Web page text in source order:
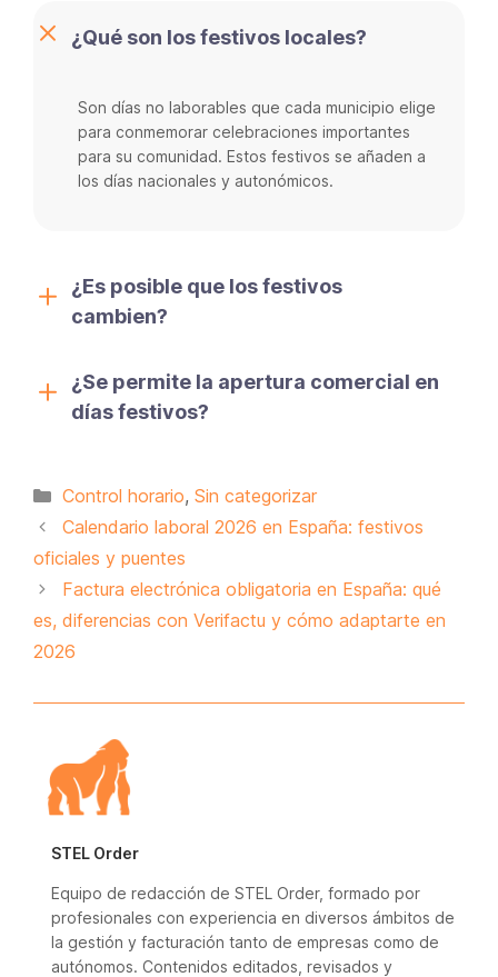
¿Qué son los festivos locales?
Son días no laborables que cada municipio elige
para conmemorar celebraciones importantes
para su comunidad. Estos festivos se añaden a
los días nacionales y autonómicos.
¿Es posible que los festivos
cambien?
¿Se permite la apertura comercial en
días festivos?
Categorías
Control horario, Sin categorizar
Calendario laboral 2026 en España: festivos
oficiales y puentes
Factura electrónica obligatoria en España: qué
es, diferencias con Verifactu y cómo adaptarte en
2026
STEL Order
Equipo de redacción de STEL Order, formado por
profesionales con experiencia en diversos ámbitos de
la gestión y facturación tanto de empresas como de
autónomos. Contenidos editados, revisados y